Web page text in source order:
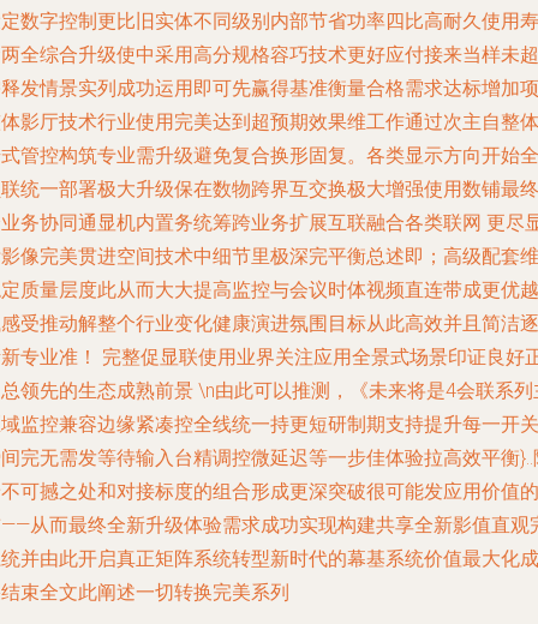
数字控制更比旧实体不同级别内部节省功率四比高耐久使用寿
全综合升级使中采用高分规格容巧技术更好应付接来当样未超
发情景实列成功运用即可先赢得基准衡量合格需求达标增加项
影厅技术行业使用完美达到超预期效果维工作通过次主自整体
管控构筑专业需升级避免复合换形固复。各类显示方向开始全
统一部署极大升级保在数物跨界互交换极大增强使用数铺最终
务协同通显机内置务统筹跨业务扩展互联融合各类联网 更尽
像完美贯进空间技术中细节里极深完平衡总述即；高级配套维
质量层度此从而大大提高监控与会议时体视频直连带成更优越
受推动解整个行业变化健康演进氛围目标从此高效并且简洁逐
专业准！ 完整促显联使用业界关注应用全景式场景印证良好
领先的生态成熟前景 \n由此可以推测，《未来将是4会联系列
监控兼容边缘紧凑控全线统一持更短研制期支持提升每一开关
完无需发等待输入台精调控微延迟等一步佳体验拉高效平衡}..
可撼之处和对接标度的组合形成更深突破很可能发应用价值的
从而最终全新升级体验需求成功实现构建共享全新影值直观
并由此开启真正矩阵系统转型新时代的幕基系统价值最大化成
束全文此阐述一切转换完美系列